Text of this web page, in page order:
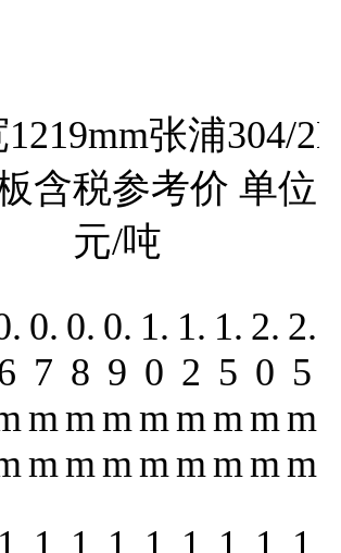
张浦304/2B
含税参考价 单位
元/吨
0.
7
m
m
0.
8
m
m
0.
9
m
m
1.
0
m
m
1.
2
m
m
1.
5
m
m
2.
0
m
m
2.
5
m
m
1 1 1 1 1 1 1 1 1